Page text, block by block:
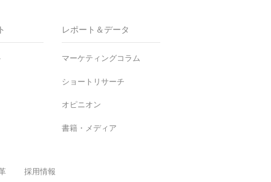
レポート＆データ
マーケティングコラム
ショートリサーチ
オピニオン
書籍・メディア
採用情報